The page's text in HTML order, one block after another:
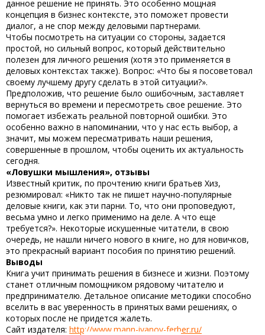
данное решение не принять. Это особенно мощная
концепция в бизнес контексте, это поможет провести
диалог, а не спор между деловыми партнерами.
Чтобы посмотреть на ситуации со стороны, задается
простой, но сильный вопрос, который действительно
полезен для личного решения (хотя это применяется в
деловых контекстах также). Вопрос: «Что бы я посоветовал
своему лучшему другу сделать в этой ситуации?».
Предположив, что решение было ошибочным, заставляет
вернуться во времени и пересмотреть свое решение. Это
помогает избежать реальной повторной ошибки. Это
особенно важно в напоминании, что у нас есть выбор, а
значит, мы можем пересматривать наши решения,
совершенные в прошлом, чтобы оценить их актуальность
сегодня.
«Ловушки мышления», отзывы
Известный критик, по прочтению книги братьев Хиз,
резюмировал: «Никто так не пишет научно-популярные
деловые книги, как эти парни. То, что они проповедуют,
весьма умно и легко применимо на деле. А что еще
требуется?». Некоторые искушенные читатели, в свою
очередь, не нашли ничего нового в книге, но для новичков,
это прекрасный вариант пособия по принятию решений.
Выводы
Книга учит принимать решения в бизнесе и жизни. Поэтому
станет отличным помощником рядовому читателю и
предпринимателю. Детальное описание методики способно
вселить в вас уверенность в принятых вами решениях, о
которых после не придется жалеть.
Сайт издателя: http://www.mann-ivanov-ferber.ru/